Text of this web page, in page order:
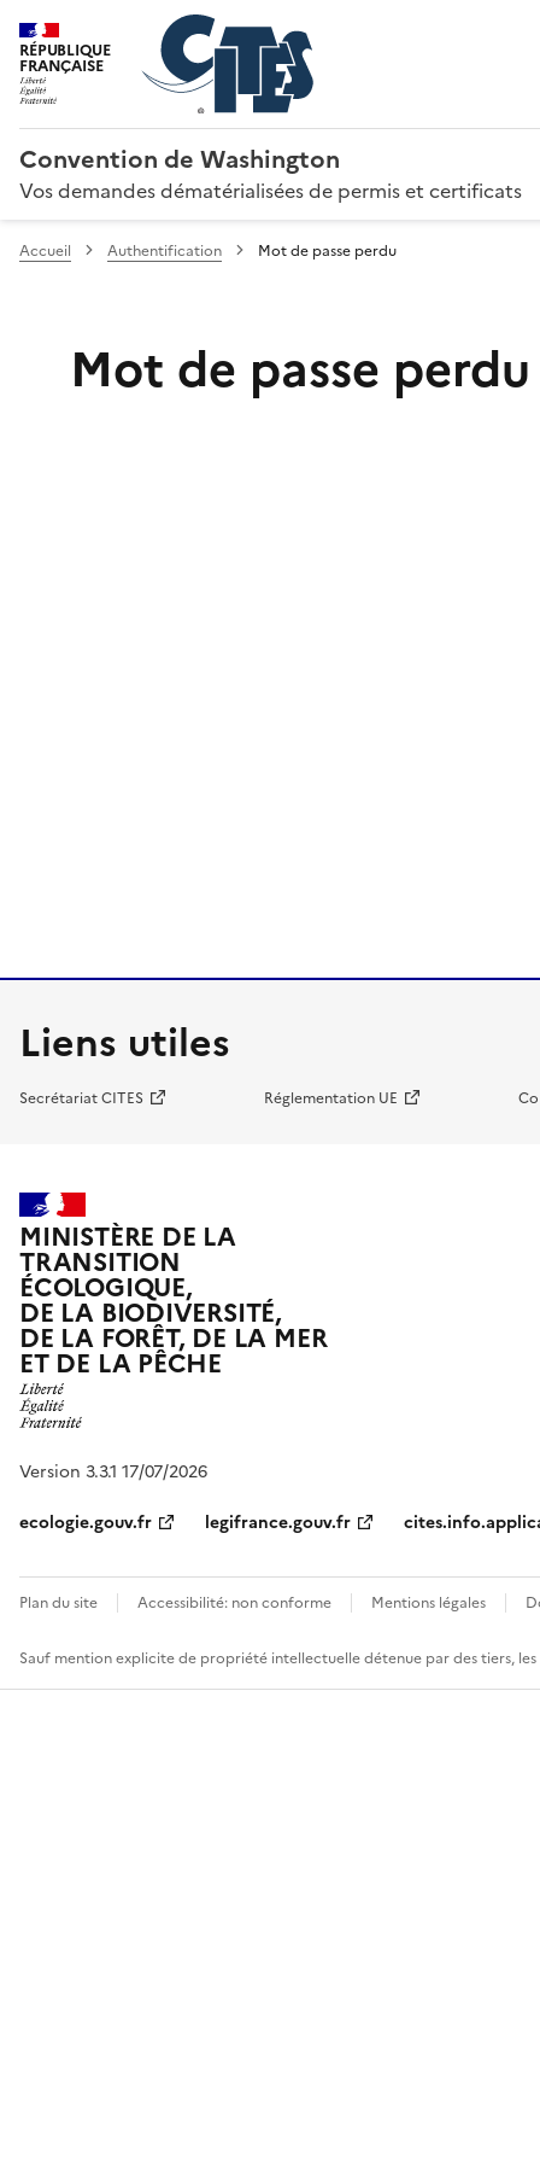
RÉPUBLIQUE
FRANÇAISE
Convention de Washington
Vos demandes dématérialisées de permis et certificats
Accueil Authentification Mot de passe perdu
Mot de passe perdu
Liens utiles
Secrétariat CITES Réglementation UE
MINISTÈRE DE LA
TRANSITION
ÉCOLOGIQUE,
DE LA BIODIVERSITÉ,
DE LA FORÊT, DE LA MER
ET DE LA PÊCHE
Version 3.3.1 17/07/2026
ecologie.gouv.fr
legifrance.gouv.fr
Plan du site Accessibilité: non conforme Mentions légales
Sauf mention explicite de propriété intellectuelle détenue par des tiers,